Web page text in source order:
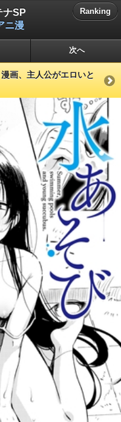
ナSP
ニ漫
Ranking
次へ
画、主人公がエロいと